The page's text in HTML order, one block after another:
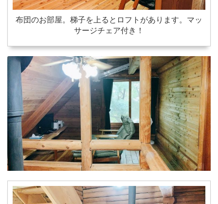
布団のお部屋。梯子を上るとロフトがあります。マッ
サージチェア付き！